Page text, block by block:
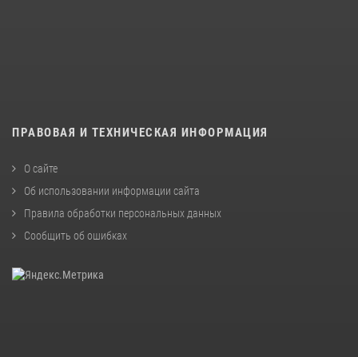
ПРАВОВАЯ И ТЕХНИЧЕСКАЯ ИНФОРМАЦИЯ
О сайте
Об использовании информации сайта
Правила обработки персональных данных
Сообщить об ошибках